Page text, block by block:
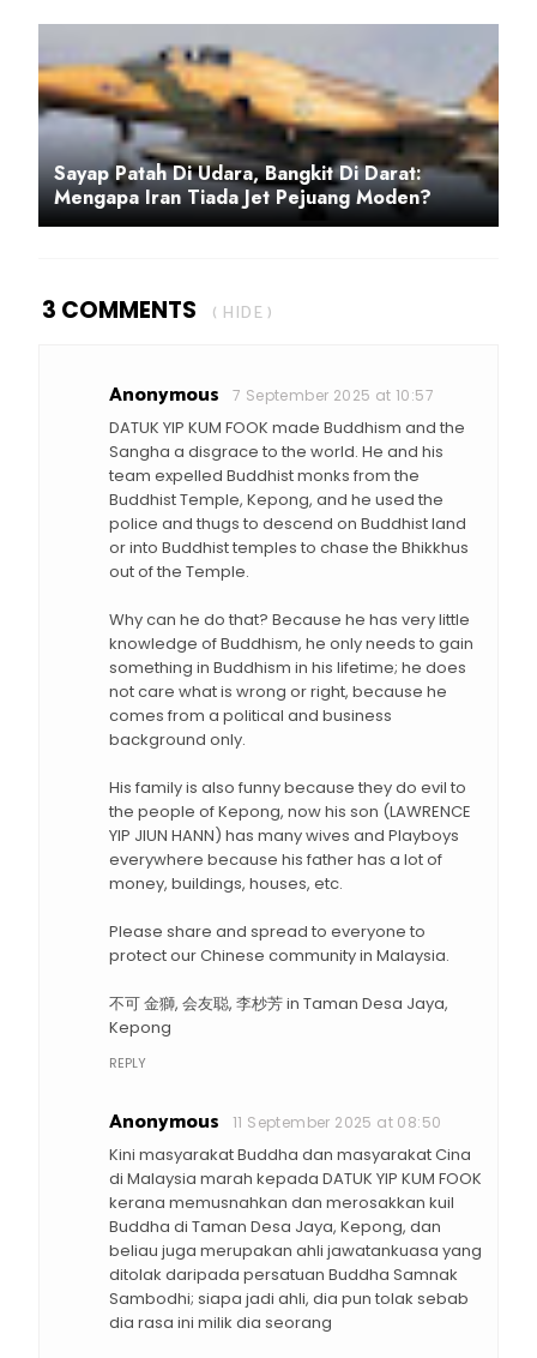
Sayap Patah Di Udara, Bangkit Di Darat:
Mengapa Iran Tiada Jet Pejuang Moden?
3 COMMENTS ( HIDE )
Anonymous 7 September 2025 at 10:57
DATUK YIP KUM FOOK made Buddhism and the
Sangha a disgrace to the world. He and his
team expelled Buddhist monks from the
Buddhist Temple, Kepong, and he used the
police and thugs to descend on Buddhist land
or into Buddhist temples to chase the Bhikkhus
out of the Temple.
Why can he do that? Because he has very little
knowledge of Buddhism, he only needs to gain
something in Buddhism in his lifetime; he does
not care what is wrong or right, because he
comes from a political and business
background only.
His family is also funny because they do evil to
the people of Kepong, now his son (LAWRENCE
YIP JIUN HANN) has many wives and Playboys
everywhere because his father has a lot of
money, buildings, houses, etc.
Please share and spread to everyone to
protect our Chinese community in Malaysia.
不可 金獅, 会友聪, 李杪芳 in Taman Desa Jaya,
Kepong
REPLY
Anonymous 11 September 2025 at 08:50
Kini masyarakat Buddha dan masyarakat Cina
di Malaysia marah kepada DATUK YIP KUM FOOK
kerana memusnahkan dan merosakkan kuil
Buddha di Taman Desa Jaya, Kepong, dan
beliau juga merupakan ahli jawatankuasa yang
ditolak daripada persatuan Buddha Samnak
Sambodhi; siapa jadi ahli, dia pun tolak sebab
dia rasa ini milik dia seorang